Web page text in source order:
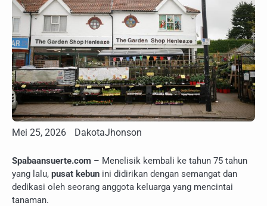
Mei 25, 2026 DakotaJhonson
Spabaansuerte.com – Menelisik kembali ke tahun 75 tahun
yang lalu, pusat kebun ini didirikan dengan semangat dan
dedikasi oleh seorang anggota keluarga yang mencintai
tanaman.